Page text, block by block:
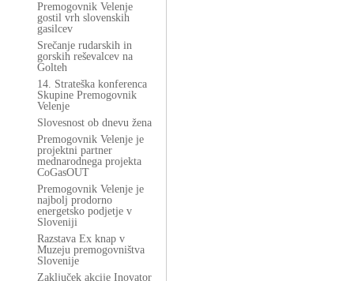
Premogovnik Velenje
gostil vrh slovenskih
gasilcev
Srečanje rudarskih in
gorskih reševalcev na
Golteh
14. Strateška konferenca
Skupine Premogovnik
Velenje
Slovesnost ob dnevu žena
Premogovnik Velenje je
projektni partner
mednarodnega projekta
CoGasOUT
Premogovnik Velenje je
najbolj prodorno
energetsko podjetje v
Sloveniji
Razstava Ex knap v
Muzeju premogovništva
Slovenije
Zaključek akcije Inovator